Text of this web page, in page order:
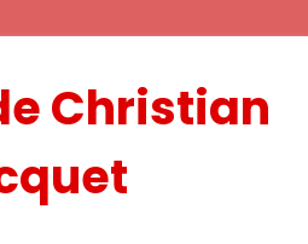
Christian